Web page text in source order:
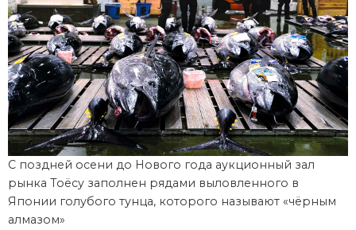
С поздней осени до Нового года аукционный зал
рынка Тоёсу заполнен рядами выловленного в
Японии голубого тунца, которого называют «чёрным
алмазом»